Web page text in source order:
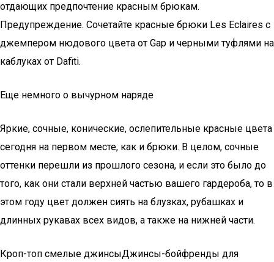
отдающих предпочтение красным брюкам.
Предупреждение. Сочетайте красные брюки Les Eclaires с
джемпером нюдового цвета от Gap и черными туфлями на
каблуках от Dafiti.
Еще немного о вычурном наряде
Яркие, сочные, конические, ослепительные красные цвета
сегодня на первом месте, как и брюки. В целом, сочные
оттенки перешли из прошлого сезона, и если это было до
того, как они стали верхней частью вашего гардероба, то в
этом году цвет должен сиять на блузках, рубашках и
длинных рукавах всех видов, а также на нижней части.
Кроп-топ смелые джинсыДжинсы-бойфренды для